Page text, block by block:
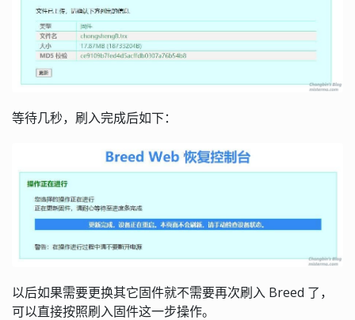
等待几秒，刷入完成后如下：
以后如果需要更换其它固件就不需要再次刷入 Breed 了，
可以直接按照刷入固件这一步操作。